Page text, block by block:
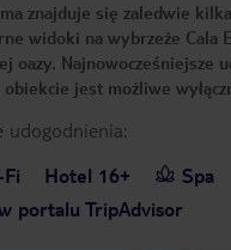
znajduje się zaledwie
widoki na wybrzeże Cala
oazy. Najnowocześniejsze
jest możliwe
udogodnienia:
Hotel 16+ Spa
portalu TripAdvisor